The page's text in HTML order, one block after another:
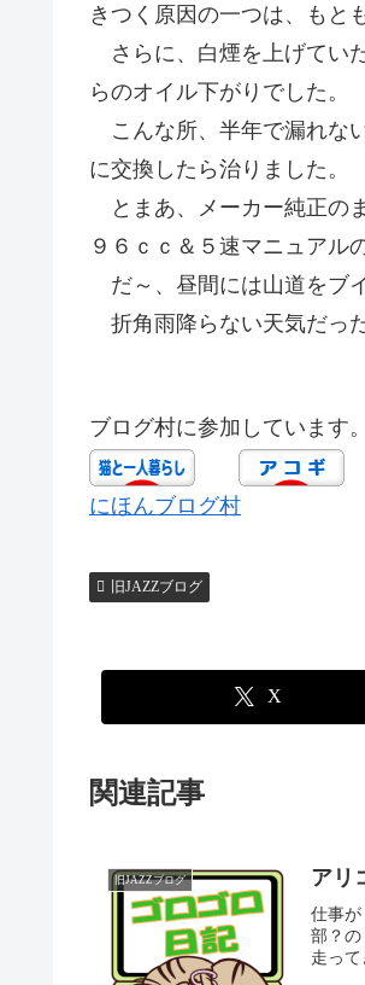
きつく原因の一つは、もと
さらに、白煙を上げてい
らのオイル下がりでした。
こんな所、半年で漏れな
に交換したら治りました。
とまあ、メーカー純正の
９６ｃｃ＆５速マニュアル
だ～、昼間には山道をブ
折角雨降らない天気だっ
ブログ村に参加しています。
にほんブログ村
旧JAZZブログ
X
関連記事
旧JAZZブログ アリ
仕事
部？
走っ